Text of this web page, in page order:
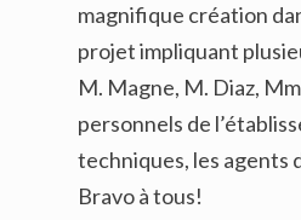
magnifique création
projet impliquant
M. Magne, M. Diaz,
personnels de
techniques, les agents
Bravo à tous!